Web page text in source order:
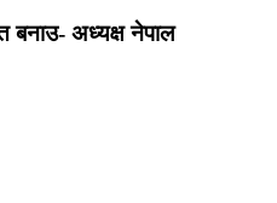
बनाउ- अध्यक्ष नेपाल